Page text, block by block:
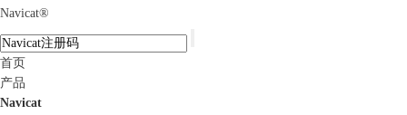
Navicat®
首页
产品
Navicat